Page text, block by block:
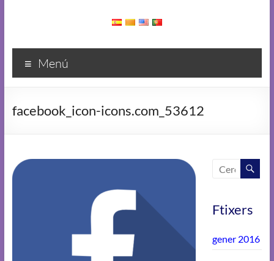
Menú
facebook_icon-icons.com_53612
Ftixers
gener 2016